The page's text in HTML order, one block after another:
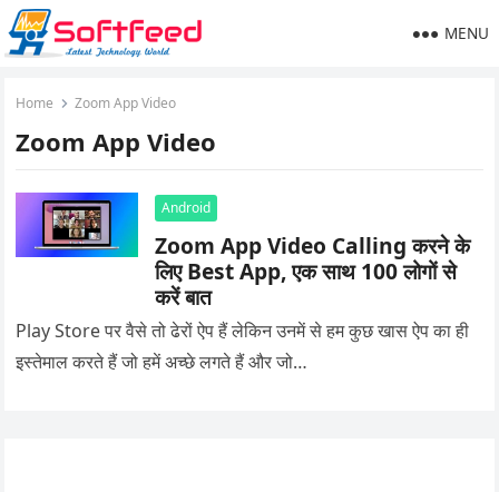
MENU
Home Zoom App Video
Zoom App Video
Android
Zoom App Video Calling करने के
लिए Best App, एक साथ 100 लोगों से
करें बात
Play Store पर वैसे तो ढेरों ऐप हैं लेकिन उनमें से हम कुछ खास ऐप का ही
इस्तेमाल करते हैं जो हमें अच्छे लगते हैं और जो…